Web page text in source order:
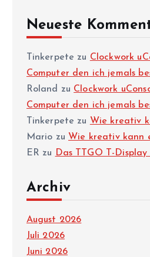
Neueste
Tinkerpete zu Clockwork
Computer den ich jemals
Roland
zu Clockwork
Computer den ich jemals
Tinkerpete zu Wie kreativ
Mario zu Wie kreativ kann
ER zu Das TTGO T-
Archiv
August 2026
Juli 2026
Juni 2026